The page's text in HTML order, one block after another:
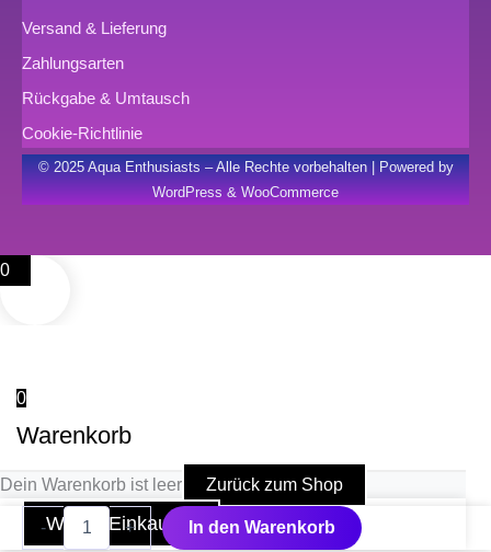
Versand & Lieferung
Zahlungsarten
Rückgabe & Umtausch
Cookie-Richtlinie
© 2025 Aqua Enthusiasts – Alle Rechte vorbehalten | Powered by
WordPress & WooCommerce
0
0
Warenkorb
Dein Warenkorb ist leer Zurück zum Shop
Weiter Einkaufen
-
Reflektor
+ In den Warenkorb